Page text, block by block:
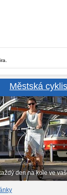
Městská
den na kole ve